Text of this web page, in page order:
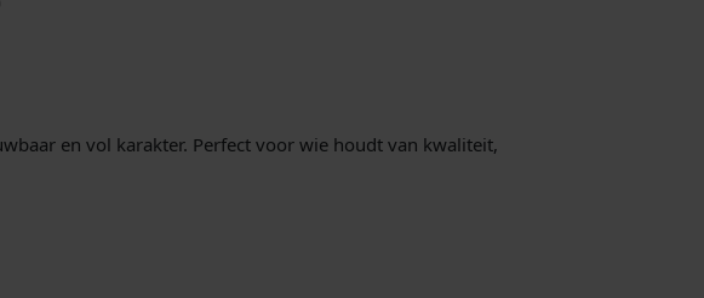
en vol karakter. Perfect voor wie houdt van kwaliteit,